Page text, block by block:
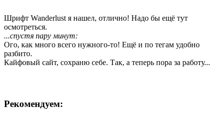
Шрифт Wanderlust я нашел, отлично! Надо бы ещё тут
осмотреться.
...спустя пару минут:
Ого, как много всего нужного-то! Ещё и по тегам удобно
разбито.
Кайфовый сайт, сохраню себе. Так, а теперь пора за работу...
Рекомендуем: